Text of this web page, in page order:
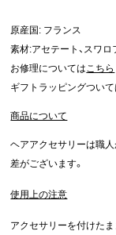
原産国: フランス
素材:アセテート、スワ
お修理についてはこちら
ギフトラッピングつい
商品について
ヘアアクセサリーは職
差がございます。
使用上の注意
アクセサリーを付けたま